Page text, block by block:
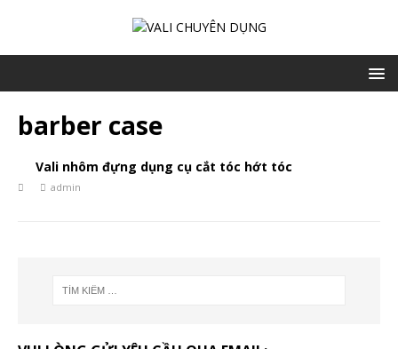
barber case
Vali nhôm đựng dụng cụ cắt tóc hớt tóc
admin